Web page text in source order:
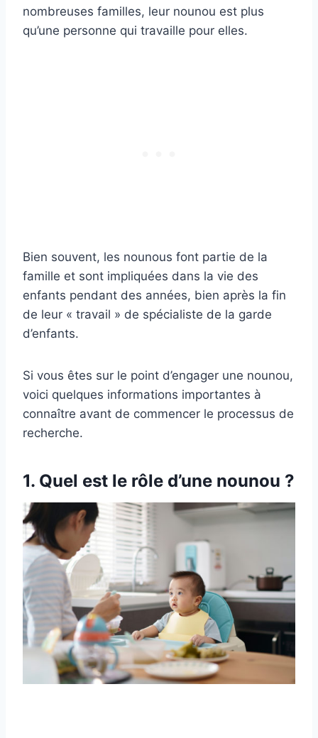
nombreuses familles, leur nounou est plus
qu’une personne qui travaille pour elles.
Bien souvent, les nounous font partie de la
famille et sont impliquées dans la vie des
enfants pendant des années, bien après la fin
de leur « travail » de spécialiste de la garde
d’enfants.
Si vous êtes sur le point d’engager une nounou,
voici quelques informations importantes à
connaître avant de commencer le processus de
recherche.
1. Quel est le rôle d’une nounou ?